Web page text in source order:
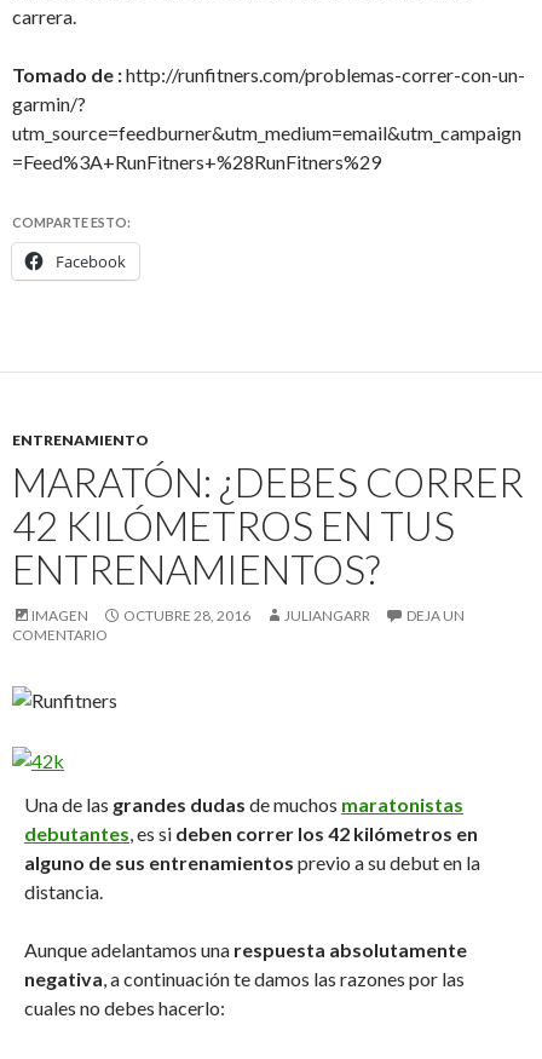
carrera.
Tomado de :http://runfitners.com/problemas-correr-con-un-
garmin/?
utm_source=feedburner&utm_medium=email&utm_campaign
=Feed%3A+RunFitners+%28RunFitners%29
COMPARTE ESTO:
Facebook
ENTRENAMIENTO
MARATÓN: ¿DEBES CORRER
42 KILÓMETROS EN TUS
ENTRENAMIENTOS?
IMAGEN OCTUBRE 28, 2016 JULIANGARR
DEJA UN
COMENTARIO
Una de las grandes dudas de muchos maratonistas
debutantes , es si deben correr los 42 kilómetros en
alguno de sus entrenamientos previo a su debut en la
distancia.
Aunque adelantamos una respuesta absolutamente
negativa , a continuación te damos las razones por las
cuales no debes hacerlo: